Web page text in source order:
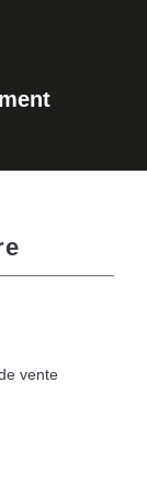
vente